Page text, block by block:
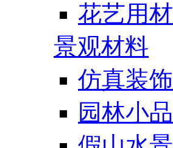
花艺用材
景观材料
仿真装饰
园林小品